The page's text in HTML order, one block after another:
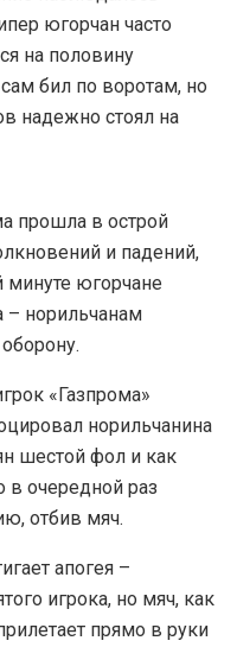
югорчан часто
на половину
бил по воротам, но
надежно стоял на
прошла в острой
и падений,
минуте югорчане
– норильчанам
«Газпрома»
норильчанина
шестой фол и как
в очередной раз
отбив мяч.
апогея –
игрока, но мяч, как
прямо в руки